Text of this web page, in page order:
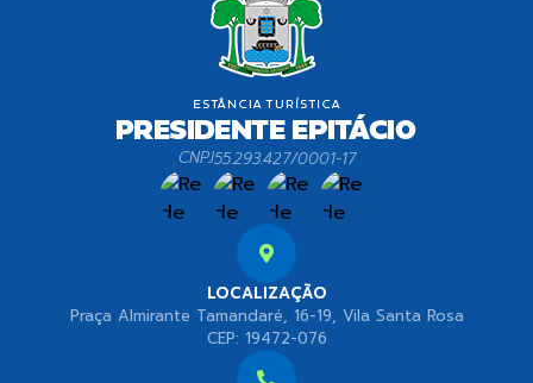
LOCALIZAÇÃO
Praça Almirante Tamandaré, 16-19, Vila Santa Rosa
CEP: 19472-076
CNPJ55.293.427/0001-17